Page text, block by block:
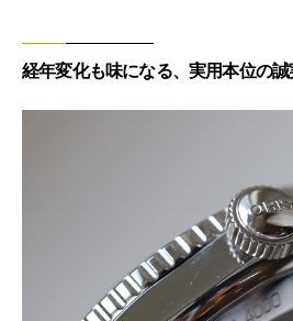
経年変化も味になる、実用本位の